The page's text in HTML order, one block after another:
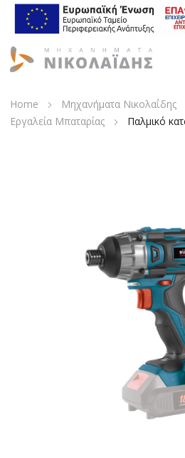
Home Μηχανήματα Νικολαΐδης
Εργαλεία Μπαταρίας
Παλμικό